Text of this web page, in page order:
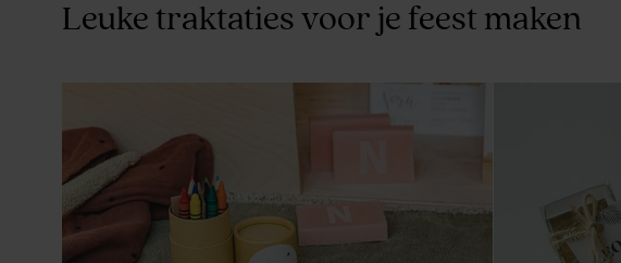
Leuke traktaties voor je feest maken